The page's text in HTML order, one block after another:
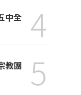
4
教團
5